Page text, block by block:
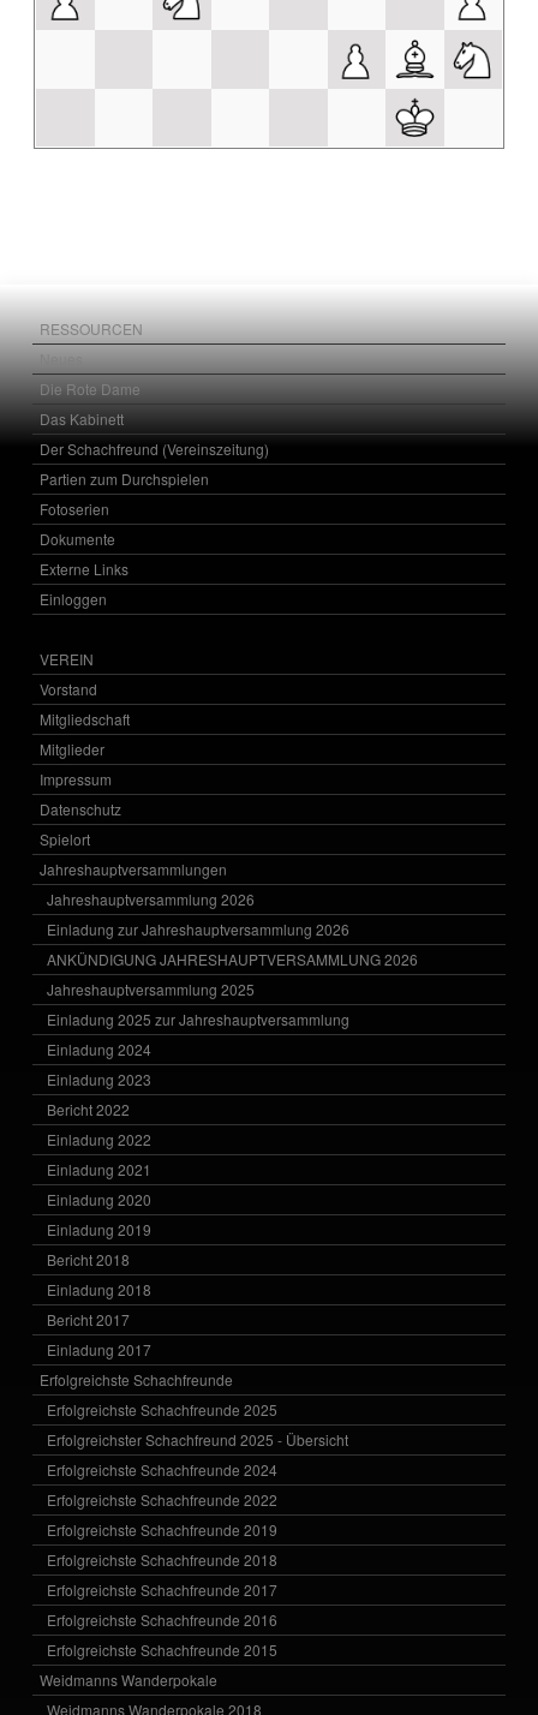
RESSOURCEN
Die Rote Dame
Das Kabinett
Der Schachfreund (Vereinszeitung)
Partien zum Durchspielen
Fotoserien
Dokumente
Externe Links
Einloggen
VEREIN
Vorstand
Mitgliedschaft
Mitglieder
Impressum
Datenschutz
Spielort
Jahreshauptversammlungen
Jahreshauptversammlung 2026
Einladung zur Jahreshauptversammlung 2026
ANKÜNDIGUNG JAHRESHAUPTVERSAMMLUNG 2026
Jahreshauptversammlung 2025
Einladung 2025 zur Jahreshauptversammlung
Einladung 2024
Einladung 2023
Bericht 2022
Einladung 2022
Einladung 2021
Einladung 2020
Einladung 2019
Bericht 2018
Einladung 2018
Bericht 2017
Einladung 2017
Erfolgreichste Schachfreunde
Erfolgreichste Schachfreunde 2025
Erfolgreichster Schachfreund 2025 - Übersicht
Erfolgreichste Schachfreunde 2024
Erfolgreichste Schachfreunde 2022
Erfolgreichste Schachfreunde 2019
Erfolgreichste Schachfreunde 2018
Erfolgreichste Schachfreunde 2017
Erfolgreichste Schachfreunde 2016
Erfolgreichste Schachfreunde 2015
Weidmanns Wanderpokale
Weidmanns Wanderpokale 2018